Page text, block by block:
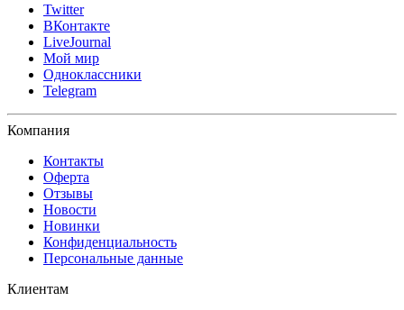
Twitter
ВКонтакте
LiveJournal
Мой мир
Одноклассники
Telegram
Компания
Контакты
Оферта
Отзывы
Новости
Новинки
Конфиденциальность
Персональные данные
Клиентам